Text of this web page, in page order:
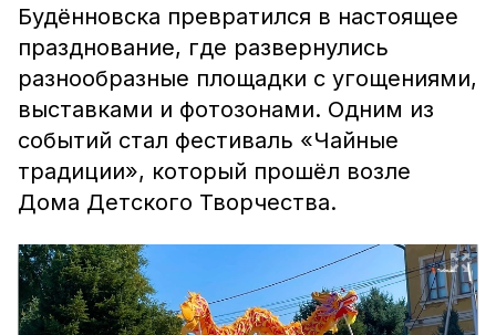
Будённовска превратился в настоящее
празднование, где развернулись
разнообразные площадки с угощениями,
выставками и фотозонами. Одним из
событий стал фестиваль «Чайные
традиции», который прошёл возле
Дома Детского Творчества.